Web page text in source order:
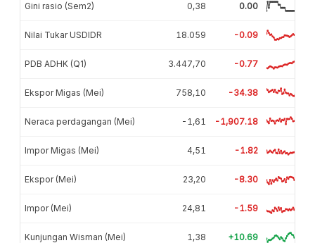
Gini rasio (Sem2) 0,38 0.00
Nilai Tukar USDIDR 18.059 -0.09
PDB ADHK (Q1) 3.447,70 -0.77
Ekspor Migas (Mei) 758,10 -34.38
Neraca perdagangan (Mei) -1,61 -1,907.18
Impor Migas (Mei) 4,51 -1.82
Ekspor (Mei) 23,20 -8.30
Impor (Mei) 24,81 -1.59
Kunjungan Wisman (Mei) 1,38 +10.69